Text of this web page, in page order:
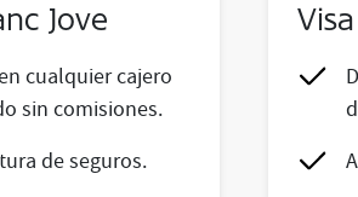
Jove
cualquier cajero
sin comisiones.
de seguros.